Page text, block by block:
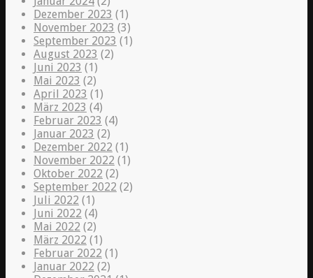
Dezember 2023 (1)
November 2023 (3)
September 2023 (1)
August 2023 (2)
Juni 2023 (1)
Mai 2023 (2)
April 2023 (1)
März 2023 (4)
Februar 2023 (4)
Januar 2023 (2)
Dezember 2022 (1)
November 2022 (1)
Oktober 2022 (2)
September 2022 (2)
Juli 2022 (1)
Juni 2022 (4)
Mai 2022 (2)
März 2022 (1)
Februar 2022 (1)
Januar 2022 (2)